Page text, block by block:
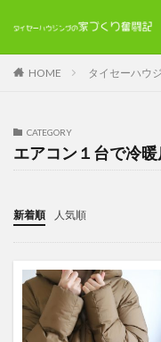
HOME タイセーハウ
CATEGORY
エアコン１台で冷暖
新着順 人気順